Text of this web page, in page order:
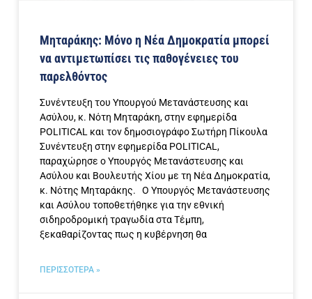
Μηταράκης: Μόνο η Νέα Δημοκρατία μπορεί
να αντιμετωπίσει τις παθογένειες του
παρελθόντος
Συνέντευξη του Υπουργού Μετανάστευσης και
Ασύλου, κ. Νότη Μηταράκη, στην εφημερίδα
POLITICAL και τον δημοσιογράφο Σωτήρη Πίκουλα
Συνέντευξη στην εφημερίδα POLITICAL,
παραχώρησε ο Υπουργός Μετανάστευσης και
Ασύλου και Βουλευτής Χίου με τη Νέα Δημοκρατία,
κ. Νότης Μηταράκης. Ο Υπουργός Μετανάστευσης
και Ασύλου τοποθετήθηκε για την εθνική
σιδηροδρομική τραγωδία στα Τέμπη,
ξεκαθαρίζοντας πως η κυβέρνηση θα
ΠΕΡΙΣΣΟΤΕΡΑ »